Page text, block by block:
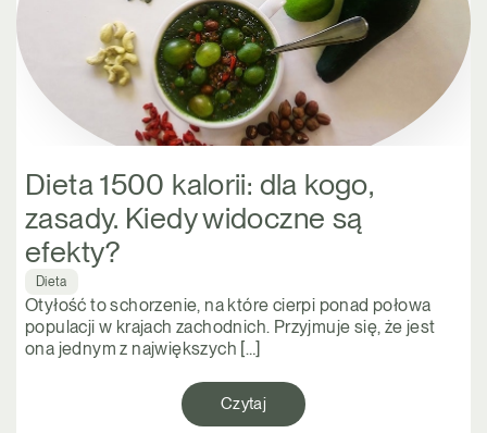
Dieta 1500 kalorii: dla kogo,
zasady. Kiedy widoczne są
efekty?
Dieta
Otyłość to schorzenie, na które cierpi ponad połowa
populacji w krajach zachodnich. Przyjmuje się, że jest
ona jednym z największych […]
Czytaj